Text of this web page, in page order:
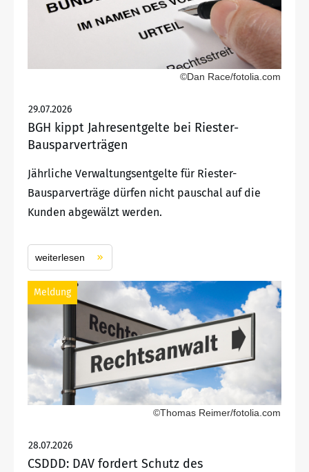
©Dan Race/fotolia.com
29.07.2026
BGH kippt Jahresentgelte bei Riester-
Bausparverträgen
Jährliche Verwaltungsentgelte für Riester-
Bausparverträge dürfen nicht pauschal auf die
Kunden abgewälzt werden.
weiterlesen
Meldung
©Thomas Reimer/fotolia.com
28.07.2026
CSDDD: DAV fordert Schutz des